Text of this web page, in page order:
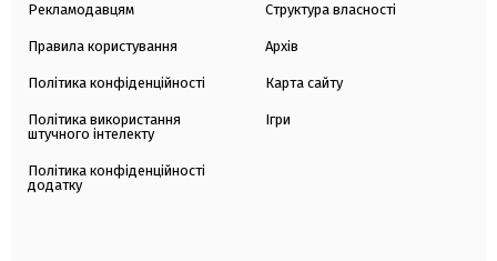
Рекламодавцям
Правила користування
Політика конфіденційності
Політика використання
штучного інтелекту
Політика конфіденційності
додатку
Структура власності
Архів
Карта сайту
Ігри